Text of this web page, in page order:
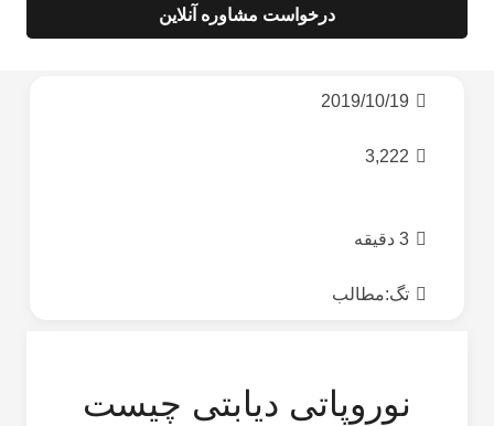
درخواست مشاوره آنلاین
2019/10/19
3,222
3 دقیقه
تگ:مطالب
نوروپاتی دیابتی چیست